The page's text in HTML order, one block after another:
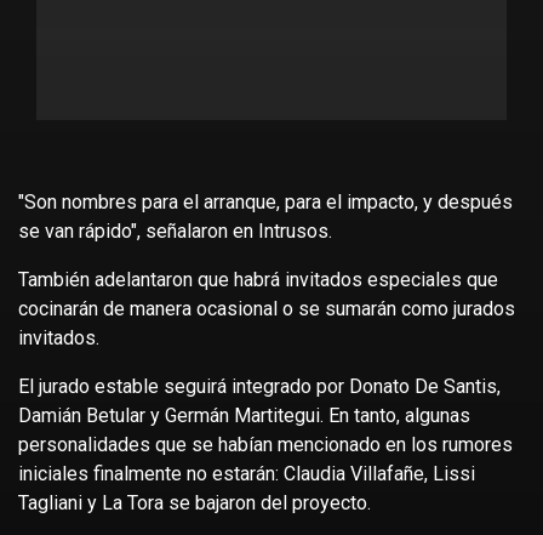
"Son nombres para el arranque, para el impacto, y después
se van rápido", señalaron en Intrusos.
También adelantaron que habrá invitados especiales que
cocinarán de manera ocasional o se sumarán como jurados
invitados.
El jurado estable seguirá integrado por Donato De Santis,
Damián Betular y Germán Martitegui. En tanto, algunas
personalidades que se habían mencionado en los rumores
iniciales finalmente no estarán: Claudia Villafañe, Lissi
Tagliani y La Tora se bajaron del proyecto.